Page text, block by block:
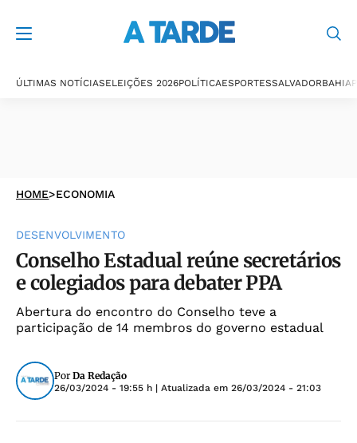
ÚLTIMAS NOTÍCIASELEIÇÕES 2026POLÍTICAESPORTESSALVADORBAHIA
HOME>ECONOMIA
DESENVOLVIMENTO
Conselho Estadual reúne secretários
e colegiados para debater PPA
Abertura do encontro do Conselho teve a
participação de 14 membros do governo estadual
Por Da Redação
26/03/2024 - 19:55 h | Atualizada em 26/03/2024 - 21:03